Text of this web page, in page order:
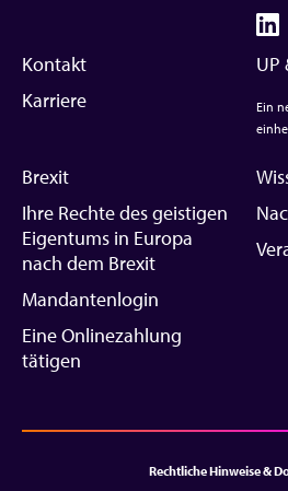
Kontakt
Karriere
UP
Ein
Brexit
Ihre Rechte des geistigen
Eigentums in Europa
nach dem Brexit
Mandantenlogin
Eine Onlinezahlung
tätigen
Rechtliche Hinweise &